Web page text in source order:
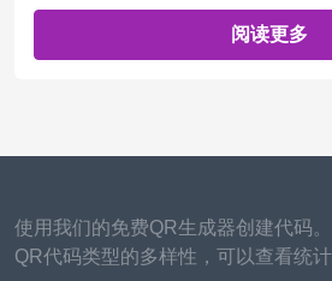
阅读更多
使用我们的免费QR生成器创建代码
QR代码类型的多样性，可以查看统计